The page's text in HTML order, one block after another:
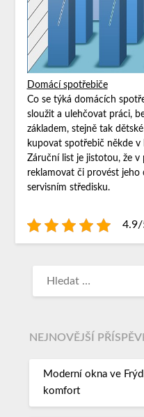
Domácí spotřebiče
Co se týká domácích
sloužit a ulehčovat práci,
základem, stejně tak
kupovat spotřebič někde v
Záruční list je jistotou, že
reklamovat či provést jeho
servisním středisku.
4.9/
NEJNOVĚJŠÍ
Moderní okna ve
komfort